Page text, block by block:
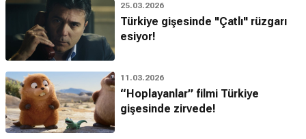
25.03.2026
Türkiye gişesinde "Çatlı" rüzgarı
esiyor!
11.03.2026
“Hoplayanlar” filmi Türkiye
gişesinde zirvede!